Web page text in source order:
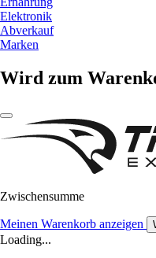
Elektronik
Abverkauf
Marken
Wird zum
Zwischensumme
Meinen Warenkorb anzeigen
Loading...